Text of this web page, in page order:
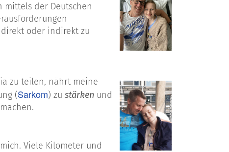
mittels der Deutschen
oder indirekt zu
zu teilen, nährt meine
(Sarkom) zu stärken und
Viele Kilometer und